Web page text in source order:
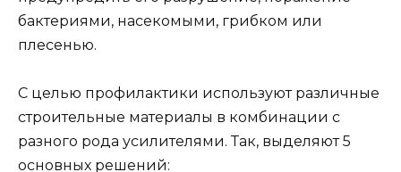
бактериями, насекомыми, грибком или
плесенью.
С целью профилактики используют различные
строительные материалы в комбинации с
разного рода усилителями. Так, выделяют 5
основных решений: